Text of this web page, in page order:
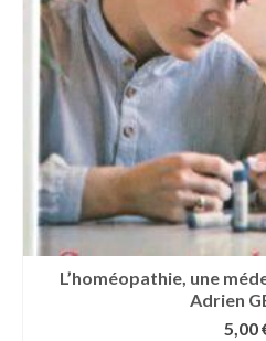
L’homéopathie, une
Adrien
5,00